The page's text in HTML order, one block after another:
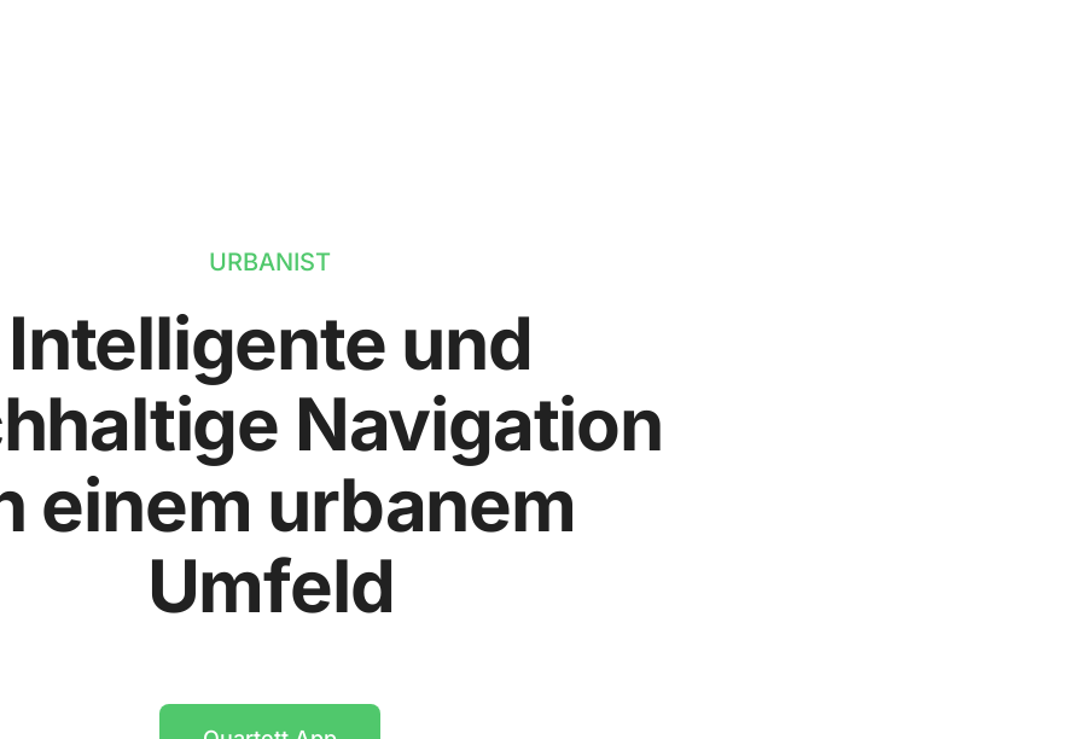
URBANIST
Intelligente und
Navigation
einem urbanem
Umfeld